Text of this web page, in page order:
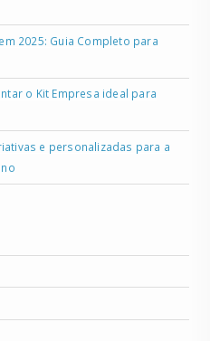
2025: Guia Completo para
o Kit Empresa ideal para
e personalizadas para a